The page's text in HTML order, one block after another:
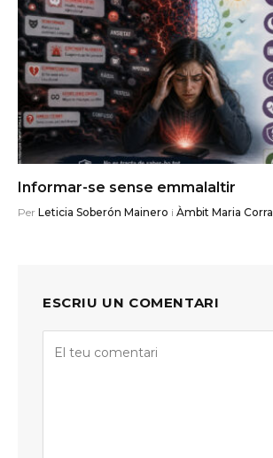
Informar-se sense emmalaltir
Per Leticia Soberón Mainero i Àmbit Maria Corral
ESCRIU UN COMENTARI